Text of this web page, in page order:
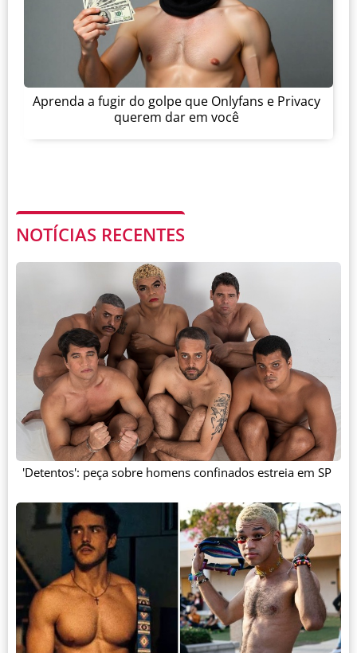
Aprenda a fugir do golpe que Onlyfans e Privacy
querem dar em você
NOTÍCIAS RECENTES
'Detentos': peça sobre homens confinados estreia em SP